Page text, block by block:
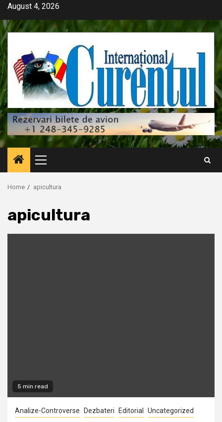
Skip
content
August 4, 2026
Primary
Menu
Home apicultura
apicultura
5 min read
Analize-Controverse Dezbateri Editorial Uncategorized